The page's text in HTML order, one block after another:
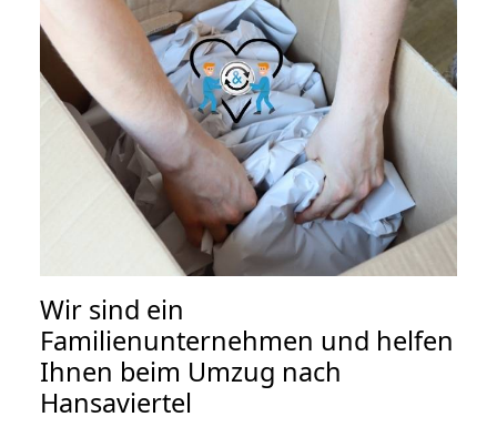
Wir sind ein
Familienunternehmen und helfen
Ihnen beim Umzug nach
Hansaviertel